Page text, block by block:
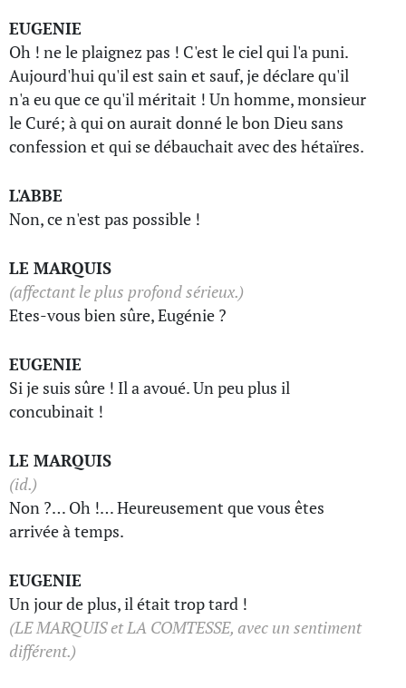
EUGENIE
Oh ! ne le plaignez pas ! C'est le ciel qui l'a puni.
Aujourd'hui qu'il est sain et sauf, je déclare qu'il
n'a eu que ce qu'il méritait ! Un homme, monsieur
le Curé; à qui on aurait donné le bon Dieu sans
confession et qui se débauchait avec des hétaïres.
L'ABBE
Non, ce n'est pas possible !
LE MARQUIS
(affectant le plus profond sérieux.)
Etes-vous bien sûre, Eugénie ?
EUGENIE
Si je suis sûre ! Il a avoué. Un peu plus il
concubinait !
LE MARQUIS
(id.)
Non ?… Oh !… Heureusement que vous êtes
arrivée à temps.
EUGENIE
Un jour de plus, il était trop tard !
(LE MARQUIS et LA COMTESSE, avec un sentiment
différent.)